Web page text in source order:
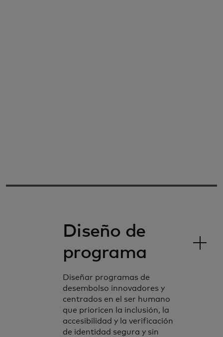
Diseño de
programa
Diseñar programas de
desembolso innovadores y
centrados en el ser humano
que prioricen la inclusión, la
accesibilidad y la verificación
de identidad segura y sin